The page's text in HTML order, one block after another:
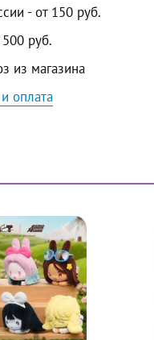
- от 150 руб.
500 руб.
из магазина
оплата